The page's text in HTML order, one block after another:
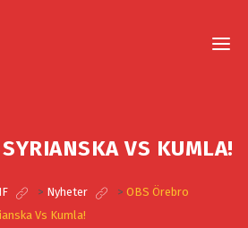
VS KUMLA!
> Nyheter > OBS Örebro
Vs Kumla!